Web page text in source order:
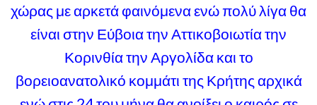
χώρας με αρκετά φαινόμενα ενώ πολύ λίγα θα
είναι στην Εύβοια την Αττικοβοιωτία την
Κορινθία την Αργολίδα και το
βορειοανατολικό κομμάτι της Κρήτης αρχικά